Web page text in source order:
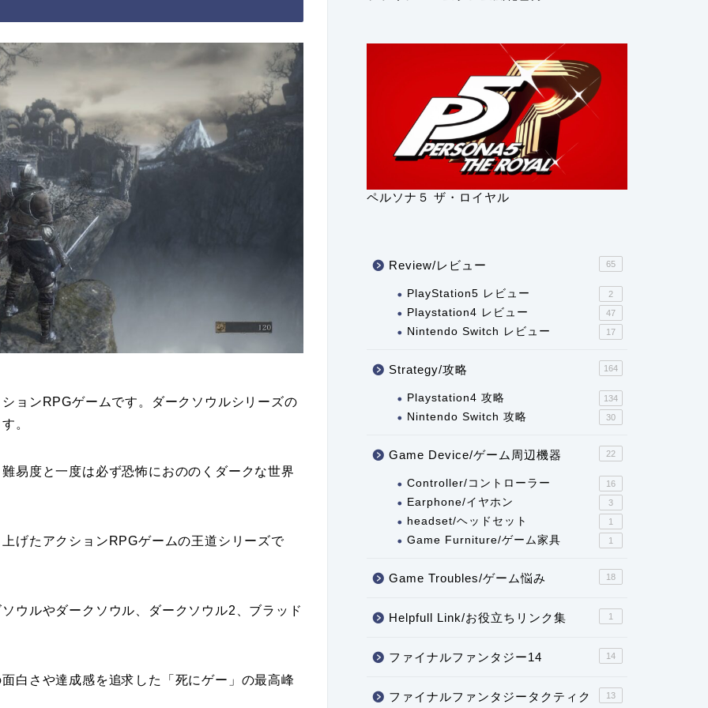
ョンRPGゲームです。ダークソウルシリーズの
。
易度と一度は必ず恐怖におののくダークな世界
げたアクションRPGゲームの王道シリーズで
ウルやダークソウル、ダークソウル2、ブラッド
白さや達成感を追求した「死にゲー」の最高峰
ペルソナ５ ザ・ロイヤル
Review/レビュー 65
PlayStation5 レビュー 2
Playstation4 レビュー 47
Nintendo Switch レビュー 17
Strategy/攻略 164
Playstation4 攻略 134
Nintendo Switch 攻略 30
Game Device/ゲーム周辺機器 22
Controller/コントローラー 16
Earphone/イヤホン 3
headset/ヘッドセット 1
Game Furniture/ゲーム家具 1
Game Troubles/ゲーム悩み 18
Helpfull Link/お役立ちリンク集 1
ファイナルファンタジー14 14
ファイナルファンタジータクティク 13